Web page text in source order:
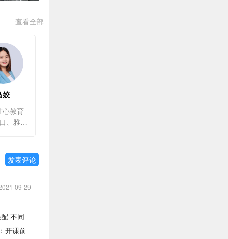
查看全部
姣
心教育
托福听口、雅思听力、小托福听力
发表评论
09-29
不同
开课前